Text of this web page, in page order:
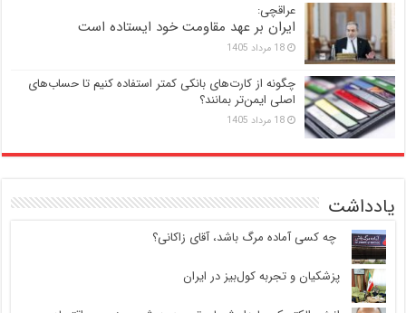
عراقچی:
ایران بر عهد مقاومت خود ایستاده است
18 مرداد 1405
چگونه از کارت‌های بانکی کمتر استفاده کنیم تا حساب‌های
اصلی ایمن‌تر بمانند؟
18 مرداد 1405
یادداشت
‍ چه کسی آماده مرگ باشد، آقای زاکانی؟
پزشکیان و تجربه کول‌بیز در ایران